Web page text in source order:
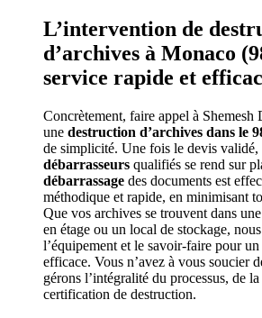
L’intervention de
d’archives à Monaco
service rapide et
Concrètement, faire appel à Shemesh
une destruction d’archives dans le
de simplicité. Une fois le devis validé,
débarrasseurs qualifiés se rend sur
débarrassage des documents est
méthodique et rapide, en minimisant
Que vos archives se trouvent dans
en étage ou un local de stockage,
l’équipement et le savoir-faire pour
efficace. Vous n’avez à vous soucier
gérons l’intégralité du processus, de
certification de destruction.